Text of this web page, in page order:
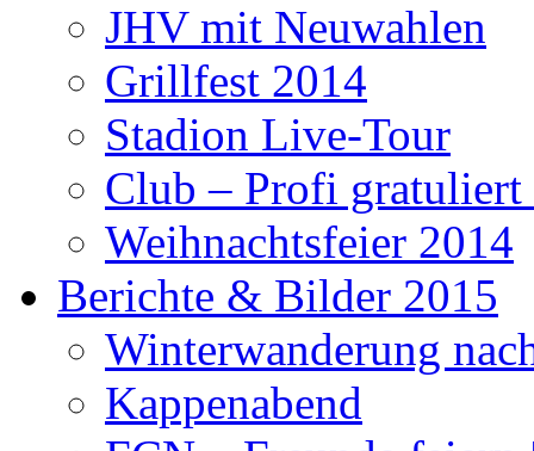
JHV mit Neuwahlen
Grillfest 2014
Stadion Live-Tour
Club – Profi gratuliert
Weihnachtsfeier 2014
Berichte & Bilder 2015
Winterwanderung
Kappenabend